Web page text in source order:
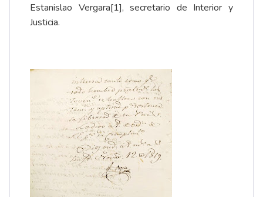
Estanislao Vergara[1], secretario de Interior y
Justicia.